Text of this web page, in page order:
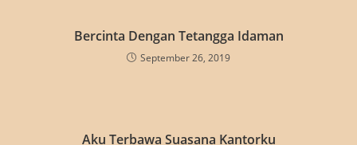
Bercinta Dengan Tetangga Idaman
September 26, 2019
Aku Terbawa Suasana Kantorku